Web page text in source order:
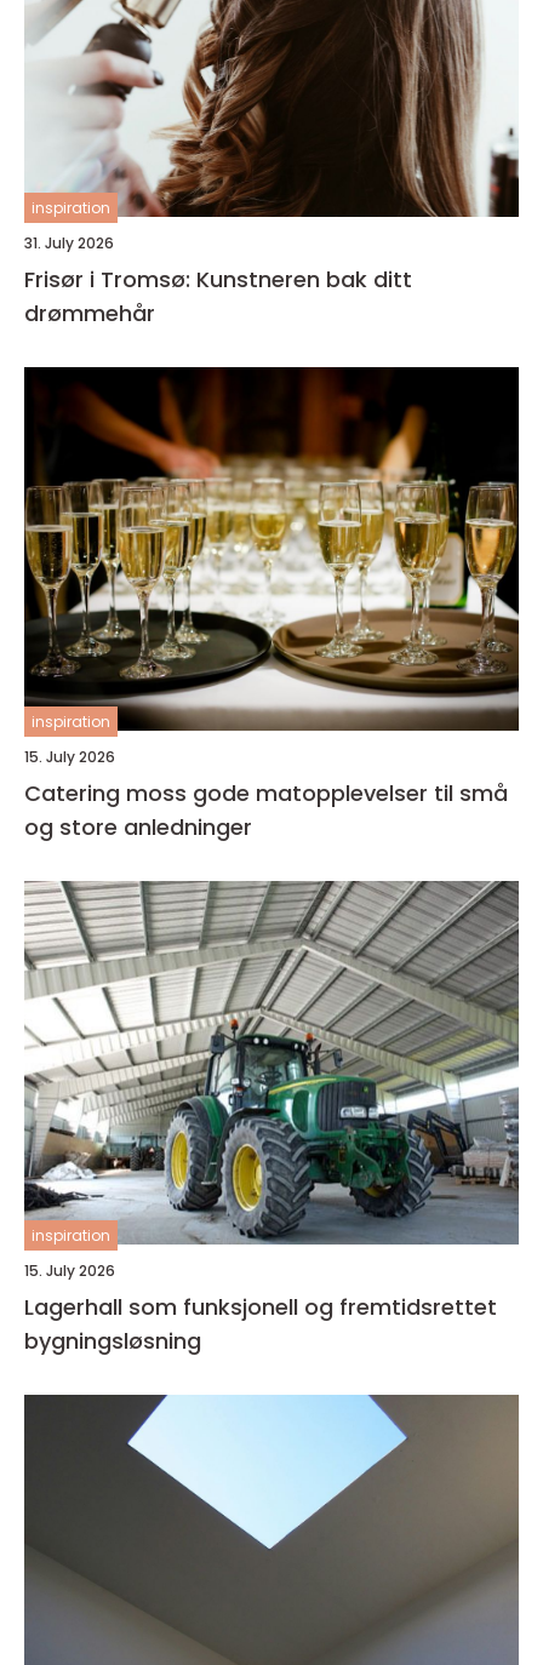
inspiration
31. July 2026
Frisør i Tromsø: Kunstneren bak ditt
drømmehår
inspiration
15. July 2026
Catering moss gode matopplevelser til små
og store anledninger
inspiration
15. July 2026
Lagerhall som funksjonell og fremtidsrettet
bygningsløsning